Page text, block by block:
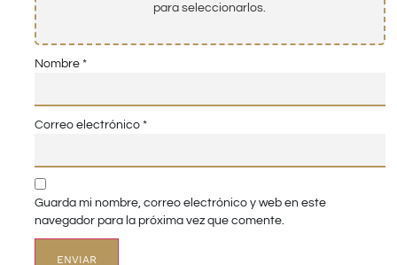
para seleccionarlos.
Nombre *
Correo electrónico *
Guarda mi nombre, correo electrónico y web en este
navegador para la próxima vez que comente.